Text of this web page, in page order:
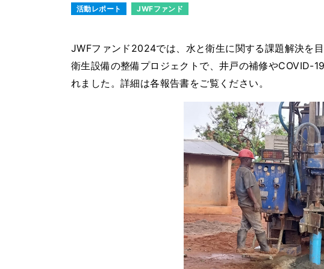
活動レポート JWFファンド
JWFファンド2024では、水と衛生に関する課題解決を
衛生設備の整備プロジェクトで、井戸の補修やCOVID-
れました。詳細は各報告書をご覧ください。